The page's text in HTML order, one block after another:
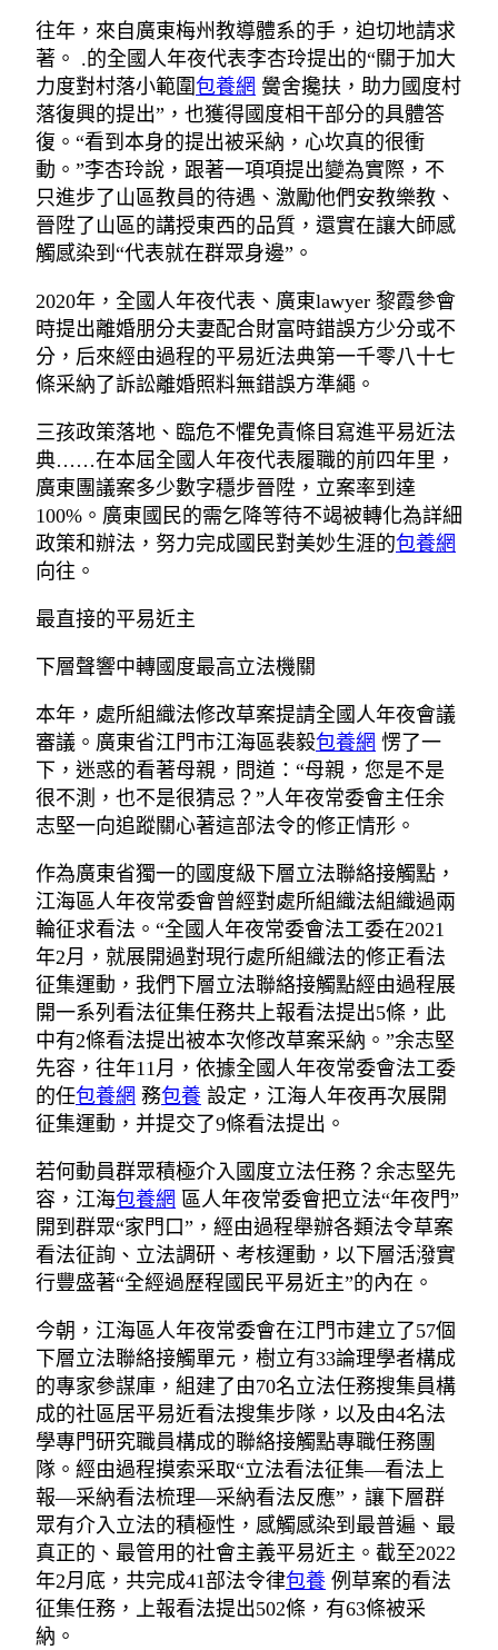
往年，來自廣東梅州教導體系的手，迫切地請求
著。 .的全國人年夜代表李杏玲提出的“關于加大
力度對村落小範圍包養網 黌舍攙扶，助力國度村
落復興的提出”，也獲得國度相干部分的具體答
復。“看到本身的提出被采納，心坎真的很衝
動。”李杏玲說，跟著一項項提出變為實際，不
只進步了山區教員的待遇、激勵他們安教樂教、
晉陞了山區的講授東西的品質，還實在讓大師感
觸感染到“代表就在群眾身邊”。
2020年，全國人年夜代表、廣東lawyer 黎霞參會
時提出離婚朋分夫妻配合財富時錯誤方少分或不
分，后來經由過程的平易近法典第一千零八十七
條采納了訴訟離婚照料無錯誤方準繩。
三孩政策落地、臨危不懼免責條目寫進平易近法
典……在本屆全國人年夜代表履職的前四年里，
廣東團議案多少數字穩步晉陞，立案率到達
100%。廣東國民的需乞降等待不竭被轉化為詳細
政策和辦法，努力完成國民對美妙生涯的包養網
向往。
最直接的平易近主
下層聲響中轉國度最高立法機關
本年，處所組織法修改草案提請全國人年夜會議
審議。廣東省江門市江海區裴毅包養網 愣了一
下，迷惑的看著母親，問道：“母親，您是不是
很不測，也不是很猜忌？”人年夜常委會主任余
志堅一向追蹤關心著這部法令的修正情形。
作為廣東省獨一的國度級下層立法聯絡接觸點，
江海區人年夜常委會曾經對處所組織法組織過兩
輪征求看法。“全國人年夜常委會法工委在2021
年2月，就展開過對現行處所組織法的修正看法
征集運動，我們下層立法聯絡接觸點經由過程展
開一系列看法征集任務共上報看法提出5條，此
中有2條看法提出被本次修改草案采納。”余志堅
先容，往年11月，依據全國人年夜常委會法工委
的任包養網 務包養 設定，江海人年夜再次展開
征集運動，并提交了9條看法提出。
若何動員群眾積極介入國度立法任務？余志堅先
容，江海包養網 區人年夜常委會把立法“年夜門”
開到群眾“家門口”，經由過程舉辦各類法令草案
看法征詢、立法調研、考核運動，以下層活潑實
行豐盛著“全經過歷程國民平易近主”的內在。
今朝，江海區人年夜常委會在江門市建立了57個
下層立法聯絡接觸單元，樹立有33論理學者構成
的專家參謀庫，組建了由70名立法任務搜集員構
成的社區居平易近看法搜集步隊，以及由4名法
學專門研究職員構成的聯絡接觸點專職任務團
隊。經由過程摸索采取“立法看法征集—看法上
報—采納看法梳理—采納看法反應”，讓下層群
眾有介入立法的積極性，感觸感染到最普遍、最
真正的、最管用的社會主義平易近主。截至2022
年2月底，共完成41部法令律包養 例草案的看法
征集任務，上報看法提出502條，有63條被采
納。